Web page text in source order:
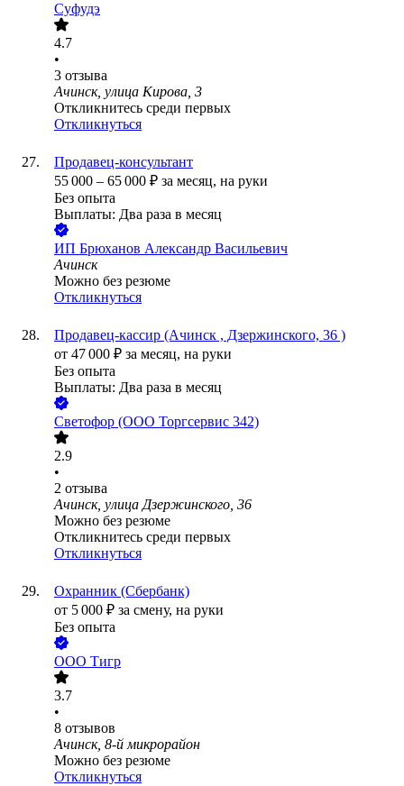
Суфудэ
4.7
•
3 отзыва
Ачинск, улица Кирова, 3
Откликнитесь среди первых
Откликнуться
Продавец-консультант
55 000 – 65 000 ₽ за месяц, на руки
Без опыта
Выплаты: Два раза в месяц
ИП Брюханов Александр Васильевич
Ачинск
Можно без резюме
Откликнуться
Продавец-кассир (Ачинск , Дзержинского, 36 )
от 47 000 ₽ за месяц, на руки
Без опыта
Выплаты: Два раза в месяц
Светофор (ООО Торгсервис 342)
2.9
•
2 отзыва
Ачинск, улица Дзержинского, 36
Можно без резюме
Откликнитесь среди первых
Откликнуться
Охранник (Сбербанк)
от 5 000 ₽ за смену, на руки
Без опыта
ООО Тигр
3.7
•
8 отзывов
Ачинск, 8-й микрорайон
Можно без резюме
Откликнуться